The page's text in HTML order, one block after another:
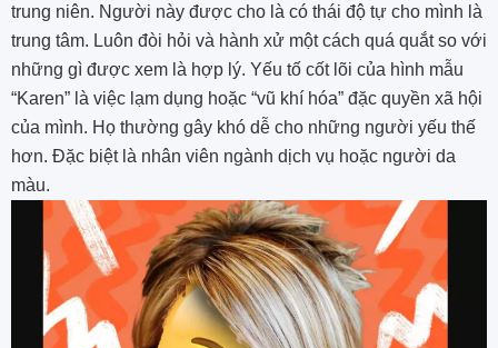
trung niên. Người này được cho là có thái độ tự cho mình là
trung tâm. Luôn đòi hỏi và hành xử một cách quá quắt so với
những gì được xem là hợp lý. Yếu tố cốt lõi của hình mẫu
“Karen” là việc lạm dụng hoặc “vũ khí hóa” đặc quyền xã hội
của mình. Họ thường gây khó dễ cho những người yếu thế
hơn. Đặc biệt là nhân viên ngành dịch vụ hoặc người da
màu.